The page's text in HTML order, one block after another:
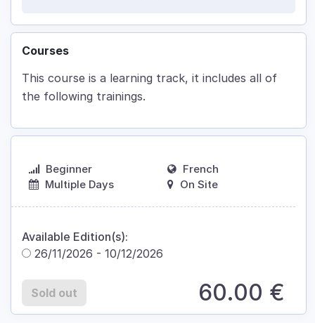
Courses
This course is a learning track, it includes all of
the following trainings.
Beginner
Multiple Days
French
On Site
Available Edition(s):
26/11/2026 - 10/12/2026
Sold out 60.00 €